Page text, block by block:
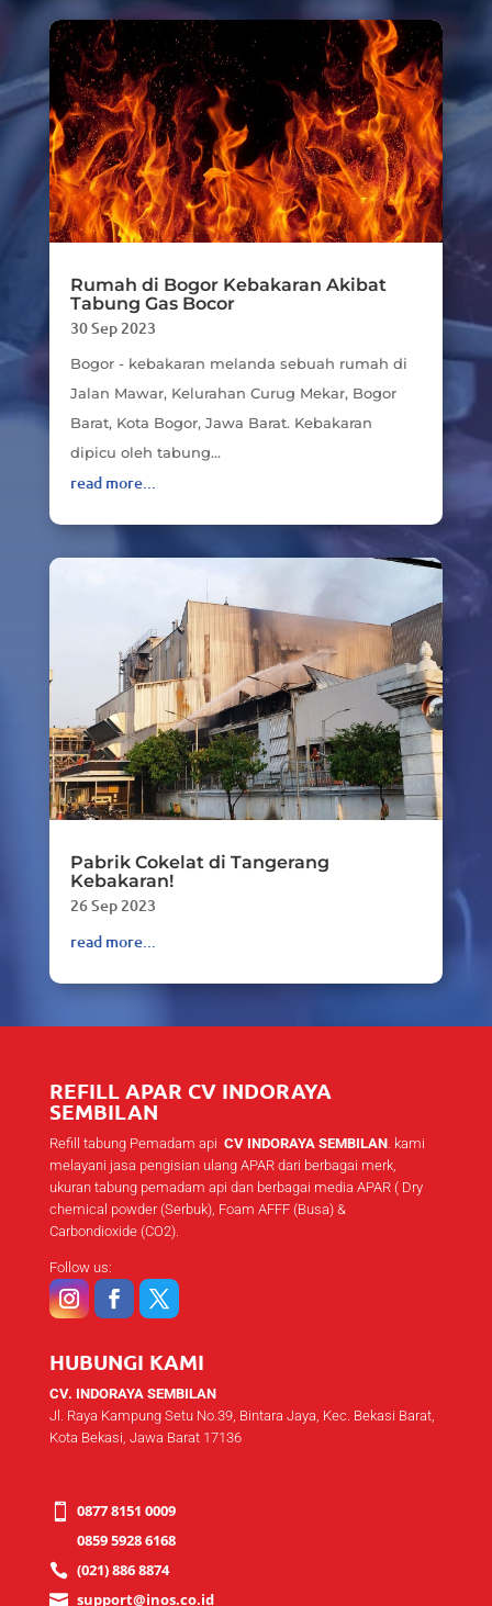
Rumah di Bogor Kebakaran Akibat
Tabung Gas Bocor
30 Sep 2023
Bogor - kebakaran melanda sebuah rumah di
Jalan Mawar, Kelurahan Curug Mekar, Bogor
Barat, Kota Bogor, Jawa Barat. Kebakaran
dipicu oleh tabung...
read more...
Pabrik Cokelat di Tangerang
Kebakaran!
26 Sep 2023
read more...
REFILL APAR CV INDORAYA
SEMBILAN
Refill tabung Pemadam api CV INDORAYA SEMBILAN. kami
melayani jasa pengisian ulang APAR dari berbagai merk,
ukuran tabung pemadam api dan berbagai media APAR ( Dry
chemical powder (Serbuk), Foam AFFF (Busa) &
Carbondioxide (CO2).
Follow us:
HUBUNGI KAMI
CV. INDORAYA SEMBILAN
Jl. Raya Kampung Setu No.39, Bintara Jaya, Kec. Bekasi Barat,
Kota Bekasi, Jawa Barat 17136

0877 8151 0009
0859 5928 6168
 (021) 886 8874
 support@inos.co.id